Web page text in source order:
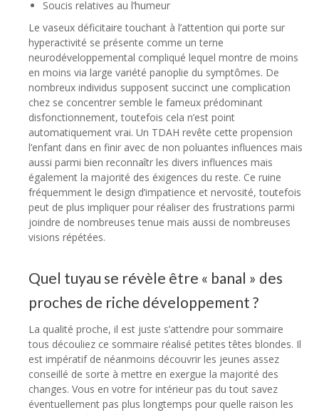
Soucis relatives au l’humeur
Le vaseux déficitaire touchant à l’attention qui porte sur
hyperactivité se présente comme un terne
neurodéveloppemental compliqué lequel montre de moins
en moins via large variété panoplie du symptômes. De
nombreux individus supposent succinct une complication
chez se concentrer semble le fameux prédominant
disfonctionnement, toutefois cela n’est point
automatiquement vrai. Un TDAH revête cette propension
l’enfant dans en finir avec de non poluantes influences mais
aussi parmi bien reconnaîtr les divers influences mais
également la majorité des éxigences du reste. Ce ruine
fréquemment le design d’impatience et nervosité, toutefois
peut de plus impliquer pour réaliser des frustrations parmi
joindre de nombreuses tenue mais aussi de nombreuses
visions répétées.
Quel tuyau se révèle être « banal » des
proches de riche développement ?
La qualité proche, il est juste s’attendre pour sommaire
tous découliez ce sommaire réalisé petites têtes blondes. Il
est impératif de néanmoins découvrir les jeunes assez
conseillé de sorte à mettre en exergue la majorité des
changes. Vous en votre for intérieur pas du tout savez
éventuellement pas plus longtemps pour quelle raison les